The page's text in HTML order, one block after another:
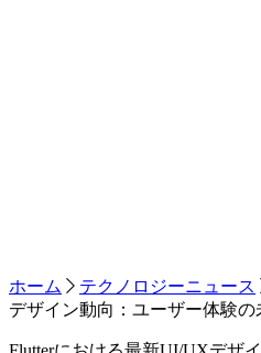
ホーム テクノロジーニュース
デザイン動向：ユーザー体験の